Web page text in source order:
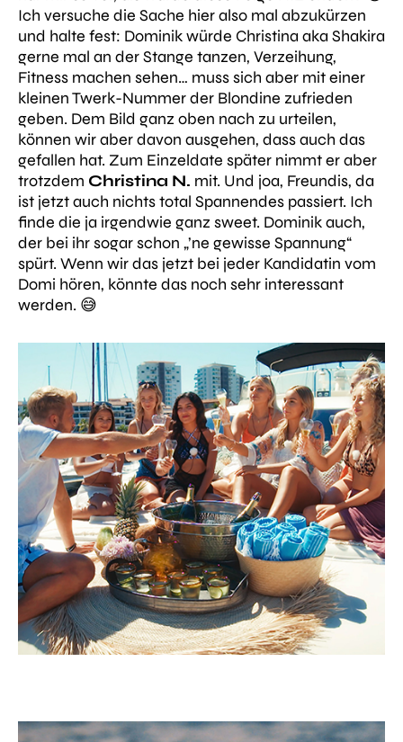
Ich versuche die Sache hier also mal abzukürzen
und halte fest: Dominik würde Christina aka Shakira
gerne mal an der Stange tanzen, Verzeihung,
Fitness machen sehen… muss sich aber mit einer
kleinen Twerk-Nummer der Blondine zufrieden
geben. Dem Bild ganz oben nach zu urteilen,
können wir aber davon ausgehen, dass auch das
gefallen hat. Zum Einzeldate später nimmt er aber
trotzdem Christina N. mit. Und joa, Freundis, da
ist jetzt auch nichts total Spannendes passiert. Ich
finde die ja irgendwie ganz sweet. Dominik auch,
der bei ihr sogar schon „’ne gewisse Spannung“
spürt. Wenn wir das jetzt bei jeder Kandidatin vom
Domi hören, könnte das noch sehr interessant
werden. 😅